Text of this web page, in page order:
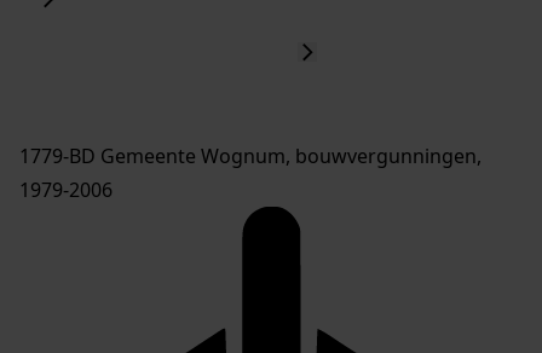
1779-BD Gemeente Wognum, bouwvergunningen,
1979-2006